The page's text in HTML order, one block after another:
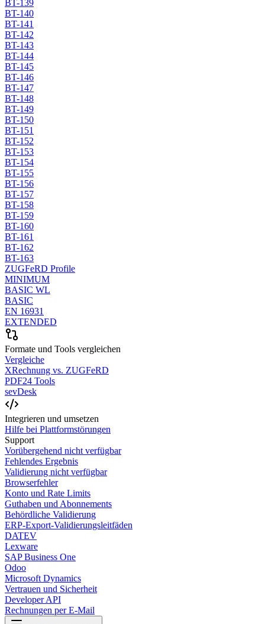
BT-139
BT-140
BT-141
BT-142
BT-143
BT-144
BT-145
BT-146
BT-147
BT-148
BT-149
BT-150
BT-151
BT-152
BT-153
BT-154
BT-155
BT-156
BT-157
BT-158
BT-159
BT-160
BT-161
BT-162
BT-163
ZUGFeRD Profile
MINIMUM
BASIC WL
BASIC
EN 16931
EXTENDED
Formate und Tools vergleichen
Vergleiche
XRechnung vs. ZUGFeRD
PDF24 Tools
sevDesk
Integrieren und umsetzen
Hilfe bei Plattformstörungen
Support
Vorübergehend nicht verfügbar
Fehlendes Ergebnis
Validierung nicht verfügbar
Browserfehler
Konto und Rate Limits
Guthaben und Abonnements
Behördliche Validierung
ERP-Export-Validierungsleitfäden
DATEV
Lexware
SAP Business One
Odoo
Microsoft Dynamics
Vertrauen und Sicherheit
Developer API
Rechnungen per E-Mail